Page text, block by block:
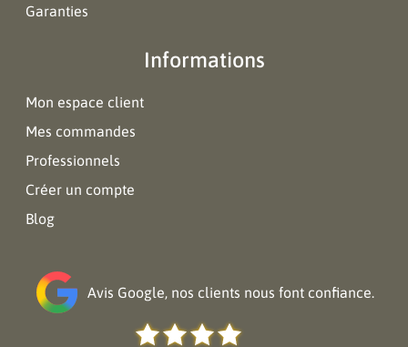
Garanties
Informations
Mon espace client
Mes commandes
Professionnels
Créer un compte
Blog
Avis Google, nos clients nous font confiance.